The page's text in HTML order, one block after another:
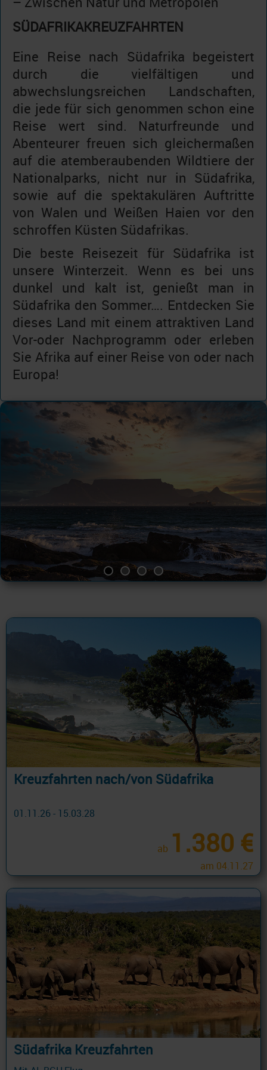
SÜDAFRIKAKREUZFAHRTEN
Eine Reise nach Südafrika begeistert
durch die vielfältigen und
abwechslungsreichen Landschaften,
die jede für sich genommen schon eine
Reise wert sind. Naturfreunde und
Abenteurer freuen sich gleichermaßen
auf die atemberaubenden Wildtiere der
Nationalparks, nicht nur in Südafrika,
sowie auf die spektakulären Auftritte
von Walen und Weißen Haien vor den
schroffen Küsten Südafrikas.
Die beste Reisezeit für Südafrika ist
unsere Winterzeit. Wenn es bei uns
dunkel und kalt ist, genießt man in
Südafrika den Sommer…. Entdecken Sie
dieses Land mit einem attraktiven Land
Vor-oder Nachprogramm oder erleben
Sie Afrika auf einer Reise von oder nach
Europa!
Kreuzfahrten nach/von Südafrika
01.11.26 - 15.03.28
ab 1.380 €
am 04.11.27
Südafrika Kreuzfahrten